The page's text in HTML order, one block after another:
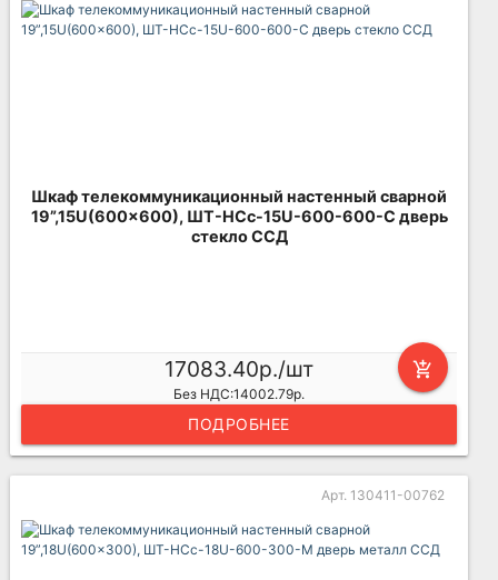
Шкаф телекоммуникационный настенный сварной
19”,15U(600x600), ШТ-НСс-15U-600-600-С дверь
стекло ССД
add_shopping_cart
17083.40р./шт
Без НДС:14002.79р.
ПОДРОБНЕЕ
Арт. 130411-00762